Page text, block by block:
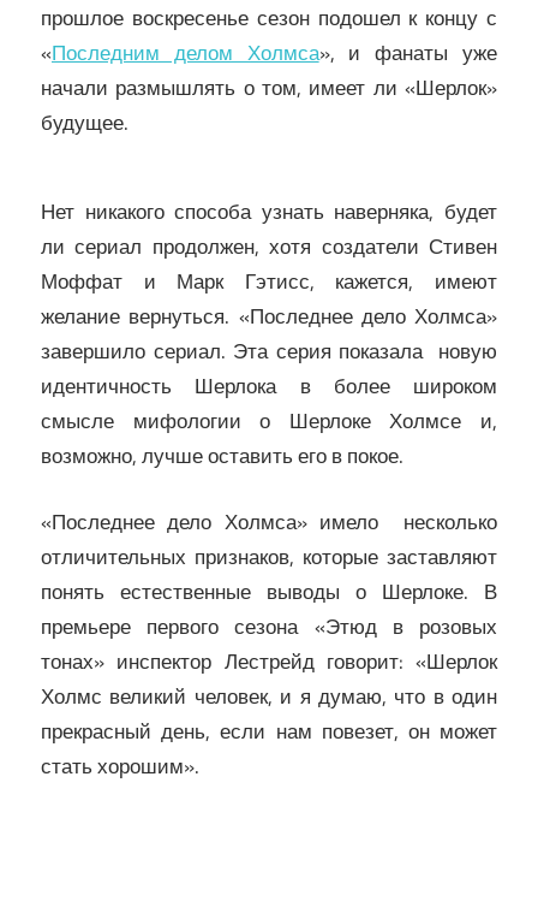
прошлое воскресенье сезон подошел к концу с
«Последним делом Холмса», и фанаты уже
начали размышлять о том, имеет ли «Шерлок»
будущее.
Нет никакого способа узнать наверняка, будет
ли сериал продолжен, хотя создатели Стивен
Моффат и Марк Гэтисс, кажется, имеют
желание вернуться. «Последнее дело Холмса»
завершило сериал. Эта серия показала новую
идентичность Шерлока в более широком
смысле мифологии о Шерлоке Холмсе и,
возможно, лучше оставить его в покое.
«Последнее дело Холмса» имело несколько
отличительных признаков, которые заставляют
понять естественные выводы о Шерлоке. В
премьере первого сезона «Этюд в розовых
тонах» инспектор Лестрейд говорит: «Шерлок
Холмс великий человек, и я думаю, что в один
прекрасный день, если нам повезет, он может
стать хорошим».